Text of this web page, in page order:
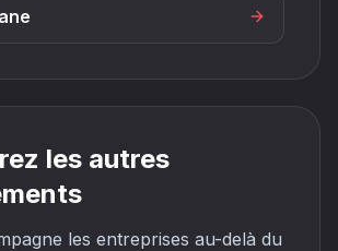
les autres
les entreprises au-delà du